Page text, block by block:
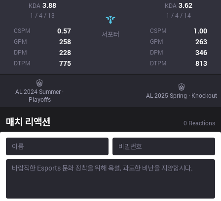
KDA 3.88
1 / 4 / 13
CSPM
0.57
GPM 258
DPM 228
DTPM 775
서포터
KDA 3.62
1 / 4 / 14
CSPM
1.00
GPM 263
DPM 346
DTPM 813
AL 2024 Summer ·
Playoffs
AL 2025 Spring · Knockout
매치 리액션 0 Reactions